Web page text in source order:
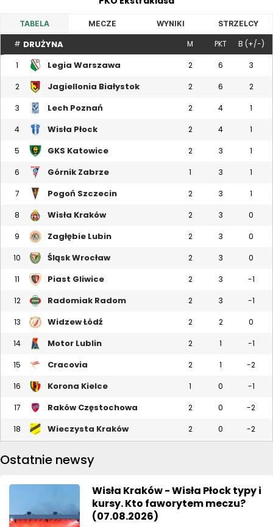
TABELA MECZE WYNIKI STRZELCY
# DRUŻYNA M PKT B (+/-)
1 Legia Warszawa 2 6 3
2 Jagiellonia Białystok 2 6 2
3 Lech Poznań 2 4 1
4 Wisła Płock 2 4 1
5 GKS Katowice 2 3 1
6 Górnik Zabrze 1 3 1
7 Pogoń Szczecin 2 3 1
8 Wisła Kraków 2 3 0
9 Zagłębie Lubin 2 3 0
10 Śląsk Wrocław 2 3 0
11 Piast Gliwice 2 3 -1
12 Radomiak Radom 2 3 -1
13 Widzew Łódź 2 2 0
14 Motor Lublin 2 1 -1
15 Cracovia 2 1 -2
16 Korona Kielce 1 0 -1
17 Raków Częstochowa 2 0 -2
18 Wieczysta Kraków 2 0 -2
Ostatnie newsy
Wisła Kraków - Wisła Płock typy i
kursy. Kto faworytem meczu?
(07.08.2026)